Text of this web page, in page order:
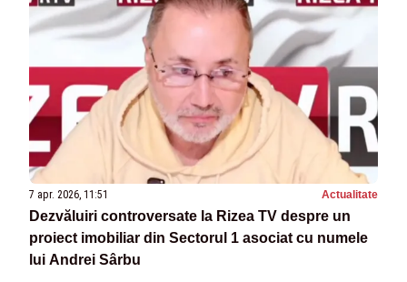
7 apr. 2026, 11:51 Actualitate
Dezvăluiri controversate la Rizea TV despre un
proiect imobiliar din Sectorul 1 asociat cu numele
lui Andrei Sârbu